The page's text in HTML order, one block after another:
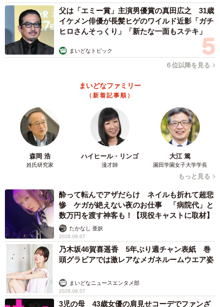
父は「エミー賞」主演男優賞の真田広之 31歳
イケメン俳優が長髪ヒゲのワイルド近影「ガチ
ヒロさんそっくり」「新たな一面もステキ」
まいどなトピック
６位以降を見る
まいどなファミリー
（新着記事順）
森岡 浩
姓氏研究家
ハイヒール・リンゴ
漫才師
大江 篤
園田学園女子大学学長
もっと見る
酔って転んでアザだらけ ネイルも折れて超悲
惨 ケガが絶えない夜のお仕事 「病院代」と
数万円を渡す神客も！【現役キャストに取材】
たかなし 亜妖
2026.08.07
乃木坂46賀喜遥香 5年ぶり週チャン表紙 巻
頭グラビアでは激レアなメガネルームウエア姿
まいどなニュースエンタメ部
2026.08.07
3児の母 43歳女優の肩見せコーデでファンざ